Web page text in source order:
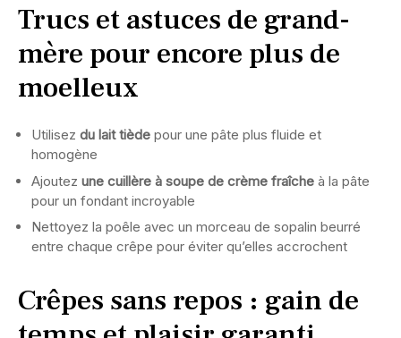
Trucs et astuces de grand-
mère pour encore plus de
moelleux
Utilisez du lait tiède pour une pâte plus fluide et
homogène
Ajoutez une cuillère à soupe de crème fraîche à la pâte
pour un fondant incroyable
Nettoyez la poêle avec un morceau de sopalin beurré
entre chaque crêpe pour éviter qu’elles accrochent
Crêpes sans repos : gain de